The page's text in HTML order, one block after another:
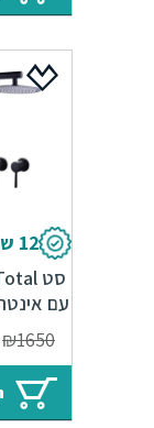
12 שנות אחריות
עם
₪1650